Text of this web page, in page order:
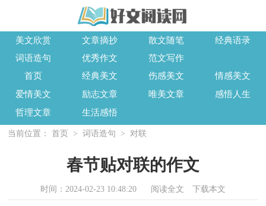
美文欣赏 文章摘抄 散文随笔
经典语录
词语造句
优秀作文
范文写作
首页
经典美文 伤感美文
情感美文
爱情美文
励志文章 唯美文章
感悟人生
哲理文章
生活感悟
当前位置： 首页 > 词语造句 > 对联
春节贴对联的作文
时间：2024-02-23 10:48:20 阅读全文 下载本文